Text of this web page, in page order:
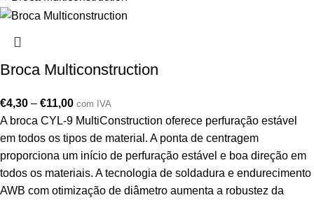
Broca Multiconstruction
€4,30 – €11,00 com IVA
A broca CYL-9 MultiConstruction oferece perfuração estável
em todos os tipos de material. A ponta de centragem
proporciona um início de perfuração estável e boa direção em
todos os materiais. A tecnologia de soldadura e endurecimento
AWB com otimização de diâmetro aumenta a robustez da